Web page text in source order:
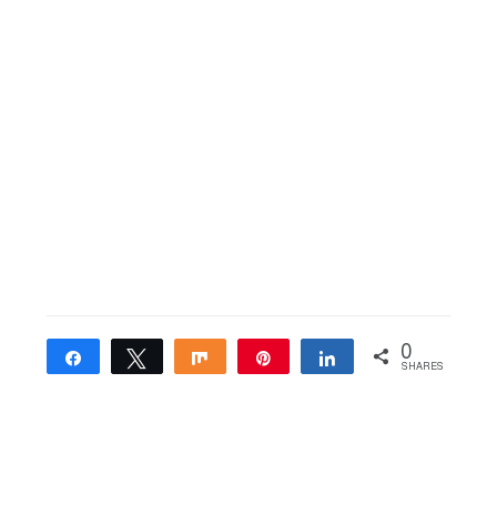
Share Tweet Share Share 0
SHARES